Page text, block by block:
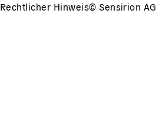
Rechtlicher Hinweis©Sensirion AG